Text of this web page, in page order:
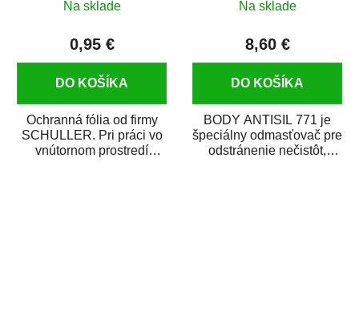
Na sklade
0,95 €
DO KOŠÍKA
Ochranná fólia od firmy
SCHULLER. Pri práci vo
vnútornom prostredí
Na sklade
8,60 €
DO KOŠÍKA
BODY ANTISIL 771 je
špeciálny odmasťovač pre
odstránenie nečistôt,